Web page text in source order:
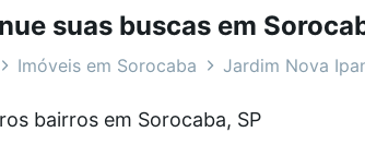
metragem e comodidades, como
SP ideal para você na Loft.
à venda em Jardim Nova
suas buscas em
Imóveis em Sorocaba Jardim Nova
bairros em Sorocaba, SP